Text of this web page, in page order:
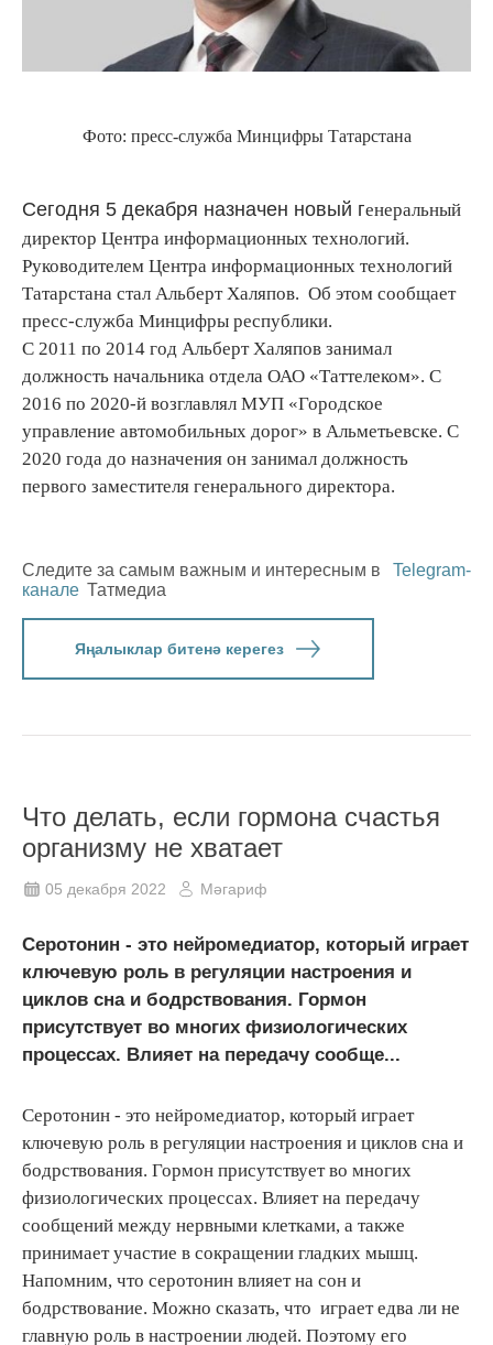
Фото: пресс-служба Минцифры Татарстана
Сегодня 5 декабря назначен новый генеральный
директор Центра информационных технологий.
Руководителем Центра информационных технологий
Татарстана стал Альберт Халяпов. Об этом сообщает
пресс-служба Минцифры республики.
С 2011 по 2014 год Альберт Халяпов занимал
должность начальника отдела ОАО «Таттелеком». С
2016 по 2020-й возглавлял МУП «Городское
управление автомобильных дорог» в Альметьевске. С
2020 года до назначения он занимал должность
первого заместителя генерального директора.
Следите за самым важным и интересным в
Telegram-
канале Татмедиа
Яңалыклар битенә керегез
Что делать, если гормона счастья
организму не хватает
05 декабря 2022 Мәгариф
Серотонин - это нейромедиатор, который играет
ключевую роль в регуляции настроения и
циклов сна и бодрствования. Гормон
присутствует во многих физиологических
процессах. Влияет на передачу сообще...
Серотонин - это нейромедиатор, который играет
ключевую роль в регуляции настроения и циклов сна и
бодрствования. Гормон присутствует во многих
физиологических процессах. Влияет на передачу
сообщений между нервными клетками, а также
принимает участие в сокращении гладких мышц.
Напомним, что серотонин влияет на сон и
бодрствование. Можно сказать, что играет едва ли не
главную роль в настроении людей. Поэтому его